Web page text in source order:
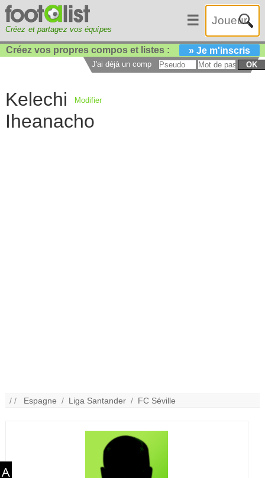
Créez et partagez vos équipes
☰
Créez vos propres compos et listes : » Je m'inscris
J'ai déjà un compte : OK
Kelechi
Iheanacho
Modifier
/ / Espagne / Liga Santander / FC Séville